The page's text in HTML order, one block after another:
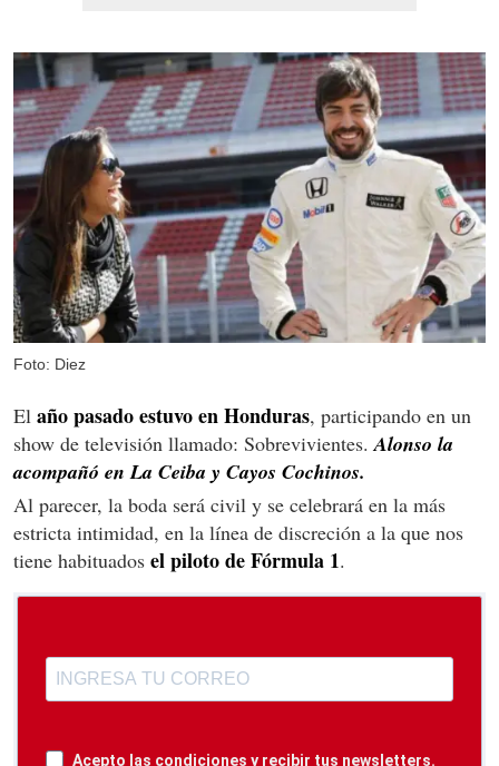
Foto: Diez
El año pasado estuvo en Honduras, participando en un
show de televisión llamado: Sobrevivientes.Alonso la
acompañó en La Ceiba y Cayos Cochinos.
Al parecer, la boda será civil y se celebrará en la más
estricta intimidad, en la línea de discreción a la que nos
tiene habituados el piloto de Fórmula 1.
Acepto las condiciones y recibir tus newsletters.